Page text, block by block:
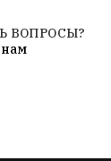
автомобиль,
ремонт
ВОПРОСЫ?